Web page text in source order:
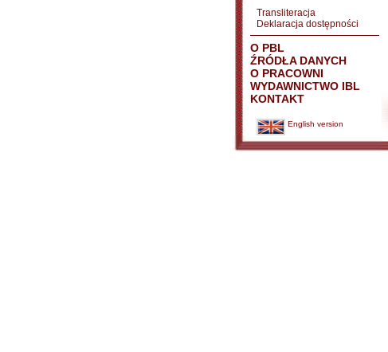
Transliteracja
Deklaracja dostępności
O PBL
ŹRÓDŁA DANYCH
O PRACOWNI
WYDAWNICTWO IBL
KONTAKT
English version